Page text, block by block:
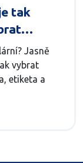
tak
Jasně
vybrat
etiketa a